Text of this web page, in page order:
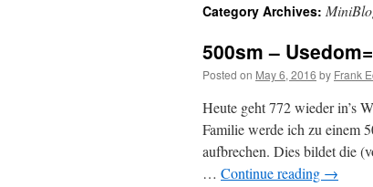
Category Archives:
500sm –
Posted on May 6, 2016 by Frank
Heute geht 772 wieder in’s
Familie werde ich zu einem
aufbrechen. Dies bildet die
… Continue reading →